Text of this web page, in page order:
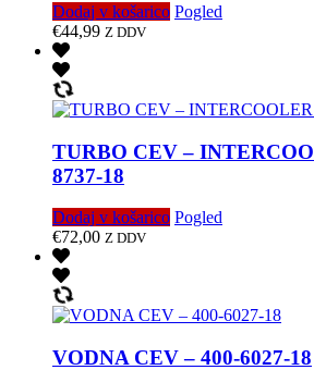
Dodaj v košarico Pogled
€44,99 Z DDV
TURBO CEV –
8737-18
Dodaj v košarico Pogled
€72,00 Z DDV
VODNA CEV – 400-6027-18